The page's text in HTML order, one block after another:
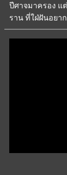
ปีศาจมาครอง แ
ราน ที่ใฝ่ฝันอยา